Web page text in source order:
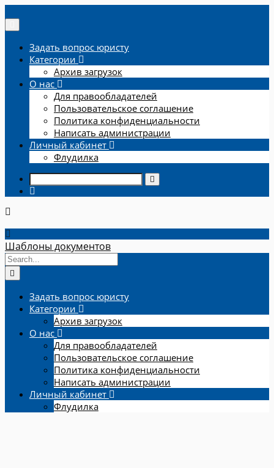
Задать вопрос юристу
Категории
Архив загрузок
О нас
Для правообладателей
Пользовательское соглашение
Политика конфиденциальности
Написать администрации
Личный кабинет
Флудилка
Шаблоны документов
Задать вопрос юристу
Категории
Архив загрузок
О нас
Для правообладателей
Пользовательское соглашение
Политика конфиденциальности
Написать администрации
Личный кабинет
Флудилка